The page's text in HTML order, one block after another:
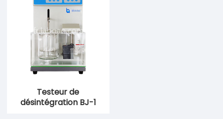
Testeur de
désintégration BJ-1